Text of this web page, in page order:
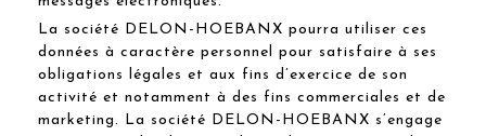
La société DELON-HOEBANX pourra utiliser ces
données à caractère personnel pour satisfaire à ses
obligations légales et aux fins d’exercice de son
activité et notamment à des fins commerciales et de
marketing. La société DELON-HOEBANX s’engage